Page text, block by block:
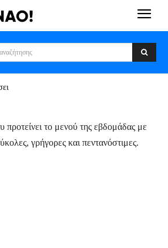
το μενού της εβδομάδας με
γρήγορες και πεντανόστιμες.